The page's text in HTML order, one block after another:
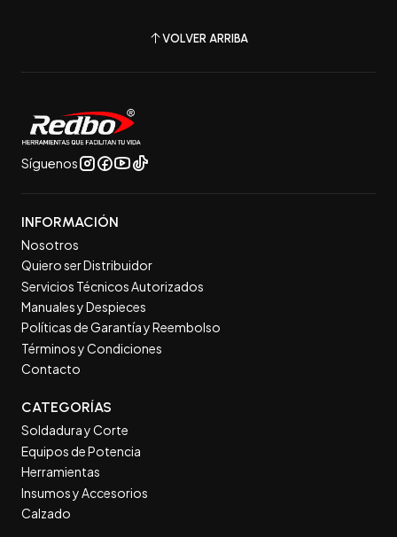
VOLVER ARRIBA
Síguenos
INFORMACIÓN
Nosotros
Quiero ser Distribuidor
Servicios Técnicos Autorizados
Manuales y Despieces
Políticas de Garantía y Reembolso
Términos y Condiciones
Contacto
CATEGORÍAS
Soldadura y Corte
Equipos de Potencia
Herramientas
Insumos y Accesorios
Calzado